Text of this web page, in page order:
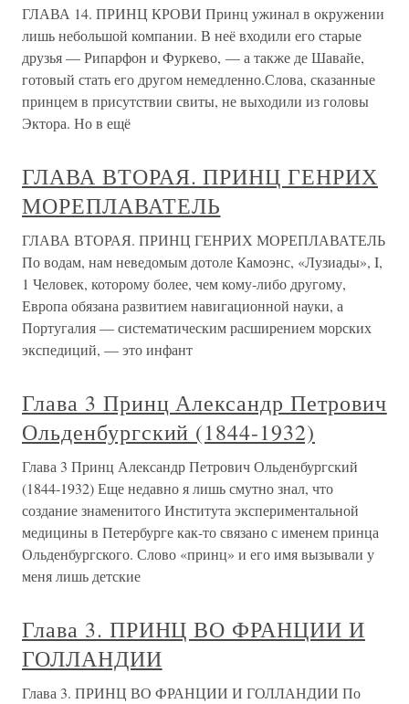
ГЛАВА 14. ПРИНЦ КРОВИ Принц ужинал в окружении
лишь небольшой компании. В неё входили его старые
друзья — Рипарфон и Фуркево, — а также де Шавайе,
готовый стать его другом немедленно.Слова, сказанные
принцем в присутствии свиты, не выходили из головы
Эктора. Но в ещё
ГЛАВА ВТОРАЯ. ПРИНЦ ГЕНРИХ
МОРЕПЛАВАТЕЛЬ
ГЛАВА ВТОРАЯ. ПРИНЦ ГЕНРИХ МОРЕПЛАВАТЕЛЬ
По водам, нам неведомым дотоле Камоэнс, «Лузиады», I,
1 Человек, которому более, чем кому-либо другому,
Европа обязана развитием навигационной науки, а
Португалия — систематическим расширением морских
экспедиций, — это инфант
Глава 3 Принц Александр Петрович
Ольденбургский (1844-1932)
Глава 3 Принц Александр Петрович Ольденбургский
(1844-1932) Еще недавно я лишь смутно знал, что
создание знаменитого Института экспериментальной
медицины в Петербурге как-то связано с именем принца
Ольденбургского. Слово «принц» и его имя вызывали у
меня лишь детские
Глава 3. ПРИНЦ ВО ФРАНЦИИ И
ГОЛЛАНДИИ
Глава 3. ПРИНЦ ВО ФРАНЦИИ И ГОЛЛАНДИИ По